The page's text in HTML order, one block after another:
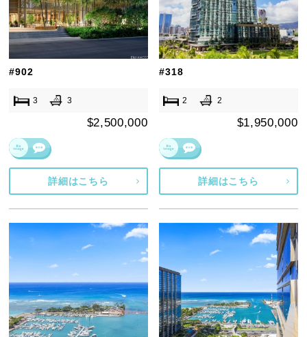
#902
3 3
$2,500,000
詳細はこちら
#318
2 2
$1,950,000
詳細はこちら